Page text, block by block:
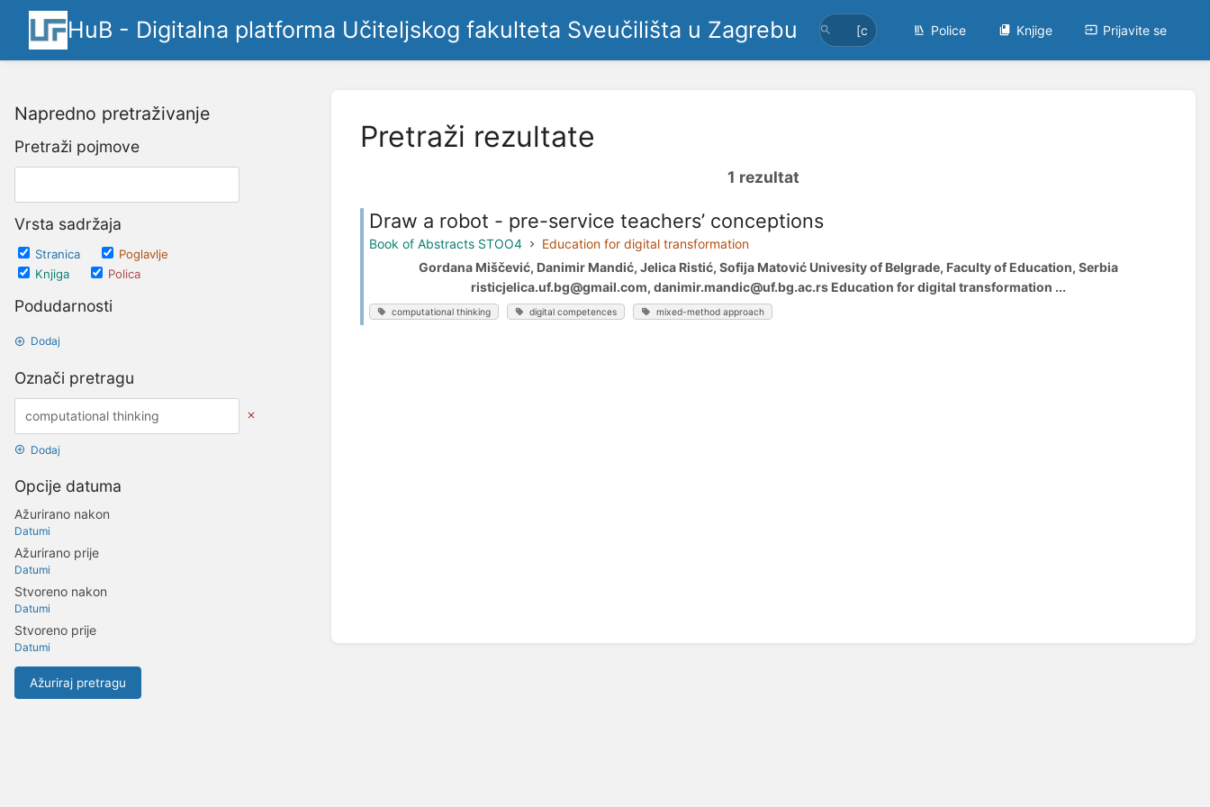
HuB - Digitalna platforma Učiteljskog fakulteta Sveučilišta u Zagrebu Police Knjige Prijavite se
Napredno pretraživanje
Pretraži pojmove
Vrsta sadržaja
Stranica
Poglavlje
Knjiga
Polica
Podudarnosti
Dodaj
Označi pretragu
Dodaj
Opcije datuma
Ažurirano nakon
Datumi
Ažurirano prije
Datumi
Stvoreno nakon
Datumi
Stvoreno prije
Datumi
Ažuriraj pretragu
Pretraži rezultate
1 rezultat
Draw a robot - pre-service teachers’ conceptions
Book of Abstracts STOO4
Education for digital transformation
Gordana Miščević, Danimir Mandić, Jelica Ristić, Sofija Matović Univesity of Belgrade, Faculty of Education, Serbia
risticjelica.uf.bg@gmail.com, danimir.mandic@uf.bg.ac.rs Education for digital transformation ...
computational thinking digital competences mixed-method approach